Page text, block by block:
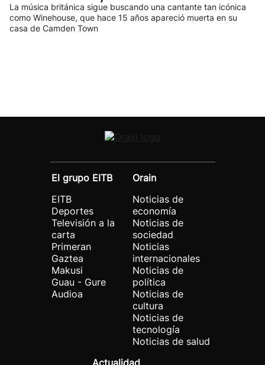
La música británica sigue buscando una cantante tan icónica
como Winehouse, que hace 15 años apareció muerta en su
casa de Camden Town
El grupo EITB
EITB
Deportes
Televisión a la
carta
Primeran
Gaztea
Makusi
Guau - Gure
Audioa
Orain
Noticias de
economía
Noticias de
sociedad
Noticias
internacionales
Noticias de
política
Noticias de
cultura
Noticias de
tecnología
Noticias de salud
Actualidad